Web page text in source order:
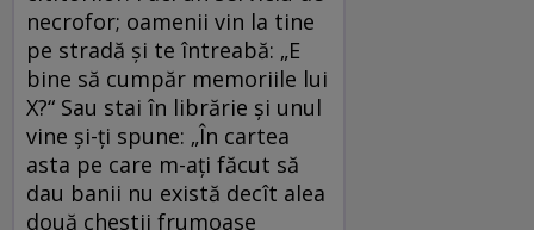
necrofor; oamenii vin la tine
pe stradă și te întreabă: „E
bine să cumpăr memoriile lui
X?“ Sau stai în librărie și unul
vine și-ți spune: „În cartea
asta pe care m-ați făcut să
dau banii nu există decît alea
două chestii frumoase